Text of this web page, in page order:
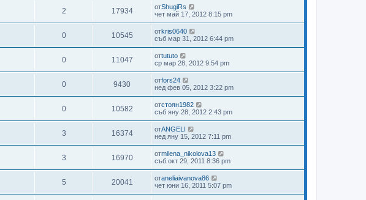
2 17934 отShugiRs
чет май 17, 2012 8:15 pm
0 10545 отkris0640
съб мар 31, 2012 6:44 pm
0 11047 отtututo
ср мар 28, 2012 9:54 pm
0 9430 отfors24
нед фев 05, 2012 3:22 pm
0 10582 отстоян1982
съб яну 28, 2012 2:43 pm
3 16374 отANGELI
нед яну 15, 2012 7:11 pm
3 16970 отmilena_nikolova13
съб окт 29, 2011 8:36 pm
5 20041 отaneliaivanova86
чет юни 16, 2011 5:07 pm